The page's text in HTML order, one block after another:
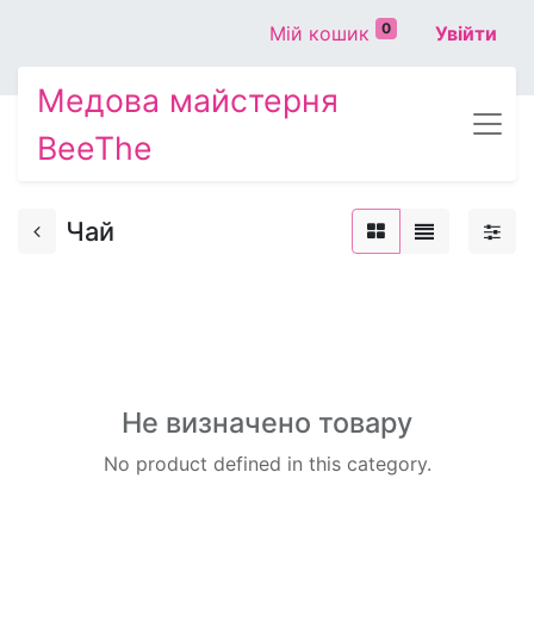
Мій кошик 0 Увійти
Медова майстерня
BeeThe
Чай
Не визначено товару
No product defined in this category.